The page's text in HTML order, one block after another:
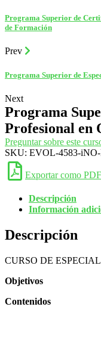
Programa Superior de
de Formación
Prev
Programa Superior de
Next
Programa
Profesional en
Preguntar sobre este
SKU: EVOL-4583-
Exportar como PDF
Descripción
Información
Descripción
CURSO DE
Objetivos
Contenidos